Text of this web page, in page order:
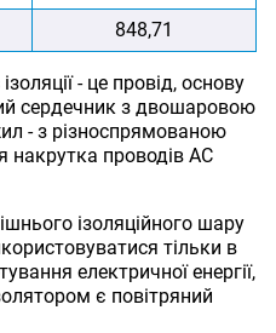
848,71
- це провід, основу
сердечник з двошаровою
- з різноспрямованою
накрутка проводів АС
ізоляційного шару
тільки в
електричної енергії,
є повітряний